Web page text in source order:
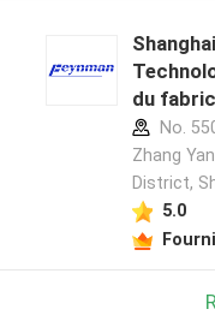
du
No.
Zhang
District,
5.0